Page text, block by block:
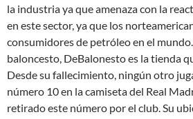
la industria ya que amenaza con la
en este sector, ya que los
consumidores de petróleo en el
baloncesto, DeBalonesto es la tienda
Desde su fallecimiento, ningún otro
número 10 en la camiseta del Real
retirado este número por el club. Su